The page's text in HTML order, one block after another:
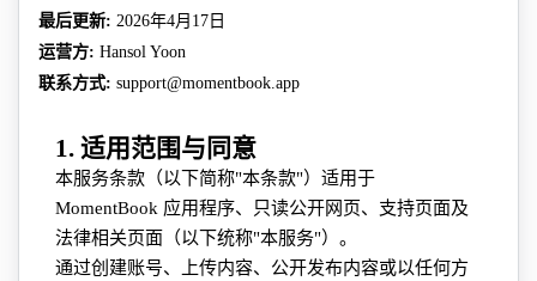
最后更新: 2026年4月17日
运营方: Hansol Yoon
联系方式: support@momentbook.app
1. 适用范围与同意
本服务条款（以下简称"本条款"）适用于
MomentBook 应用程序、只读公开网页、支持页面及
法律相关页面（以下统称"本服务"）。
通过创建账号、上传内容、公开发布内容或以任何方